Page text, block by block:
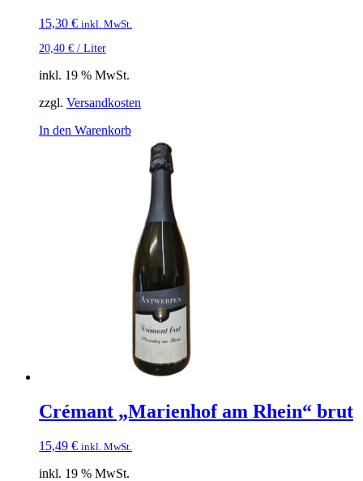
15,30 € inkl. MwSt.
20,40 € / Liter
inkl. 19 % MwSt.
zzgl. Versandkosten
In den Warenkorb
Crémant „Marienhof am Rhein“ brut
15,49 € inkl. MwSt.
inkl. 19 % MwSt.